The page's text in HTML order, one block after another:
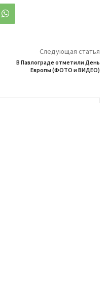
Следующая статья
В Павлограде отметили День
Европы (ФОТО и ВИДЕО)